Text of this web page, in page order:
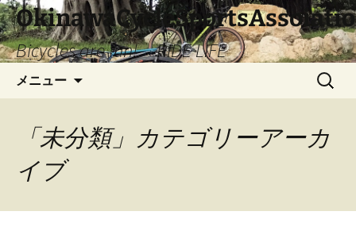
コ
ン
テ
ン
Bicycles are fun! RIDE LIFE
メニュー
検
索:
「未分類」カテゴリーアーカ
イブ